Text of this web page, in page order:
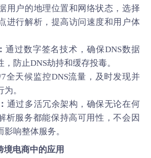
用户的地理位置和网络状态，选择
进行解析，提高访问速度和用户体
通过数字签名技术，确保DNS数据
防止DNS劫持和缓存投毒。
7全天候监控DNS流量，及时发现并
。
通过多活冗余架构，确保无论在何
析服务都能保持高可用性，不会因
响整体服务。
境电商中的应用